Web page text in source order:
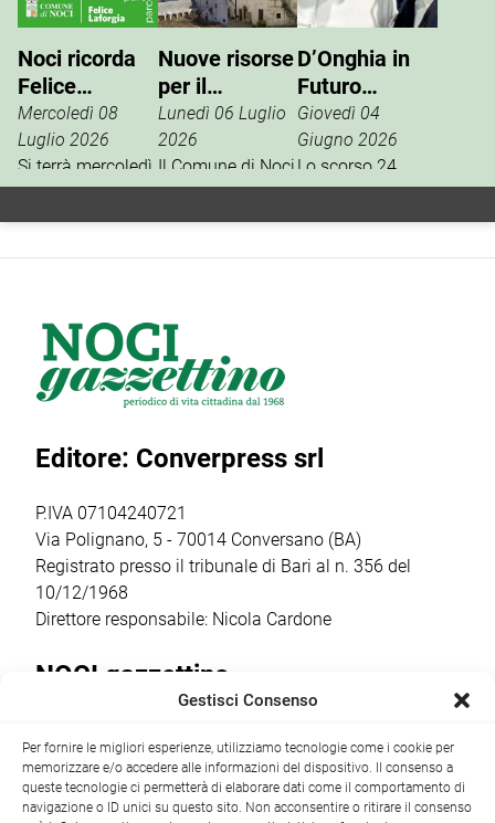
Noci ricorda
Felice
Laforgia, il
parco giochi
di via Siciliani
nome
Mercoledì 08
Luglio 2026
Si terrà mercoledì
15 luglio, alle ore
19, al Parco
cerimonia di
intitolazione
dell’area a Felice
Laforgia, già
figura
Nuove risorse
per il
potenziamento
dell’info point
turistico
Lunedì 06 Luglio
2026
Il Comune di Noci
è tra i beneficiari
della misura
della rete degli
info point
turistici.
Attraverso
2021-2027, il
ottenuto un
finanziamento […]
D’Onghia in
Futuro
Nazionale:
Vannacci è la
vera destra
Giovedì 04
Giugno 2026
Lo scorso 24
aprile, la
segreteria
ratifica per il
Costituente […]
Editore: Converpress srl
P.IVA 07104240721
Via Polignano, 5 - 70014 Conversano (BA)
Registrato presso il tribunale di Bari al n. 356 del
10/12/1968
Direttore responsabile: Nicola Cardone
NOCI gazzettino
+39 080 4979274|info@nocigazzettino.it Contatti|
Archivio
Gestisci Consenso
Per fornire le migliori esperienze, utilizziamo tecnologie come i cookie per
memorizzare e/o accedere alle informazioni del dispositivo. Il consenso a
queste tecnologie ci permetterà di elaborare dati come il comportamento di
navigazione o ID unici su questo sito. Non acconsentire o ritirare il consenso